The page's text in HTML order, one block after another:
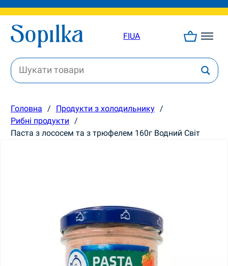
FIUA
Головна / Продукти з холодильнику /
Рибні продукти /
Паста з лососем та з трюфелем 160г Водний Світ